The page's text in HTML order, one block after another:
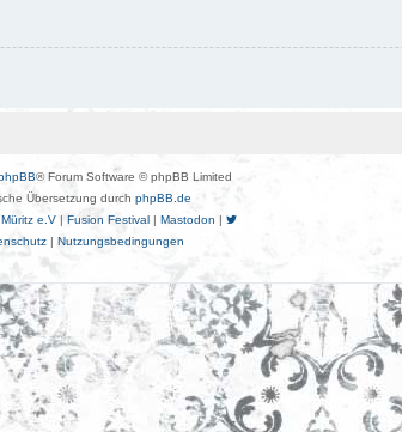
® Forum Software © phpBB Limited
Übersetzung durch phpBB.de
e.V | Fusion Festival | Mastodon |
| Nutzungsbedingungen